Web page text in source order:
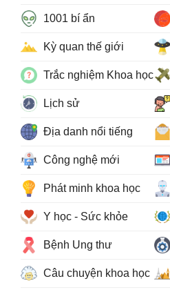
1001 bí ẩn
Kỳ quan thế giới
Trắc nghiệm Khoa học
Lịch sử
Địa danh nổi tiếng
Công nghệ mới
Phát minh khoa học
Y học - Sức khỏe
Bệnh Ung thư
Câu chuyện khoa học